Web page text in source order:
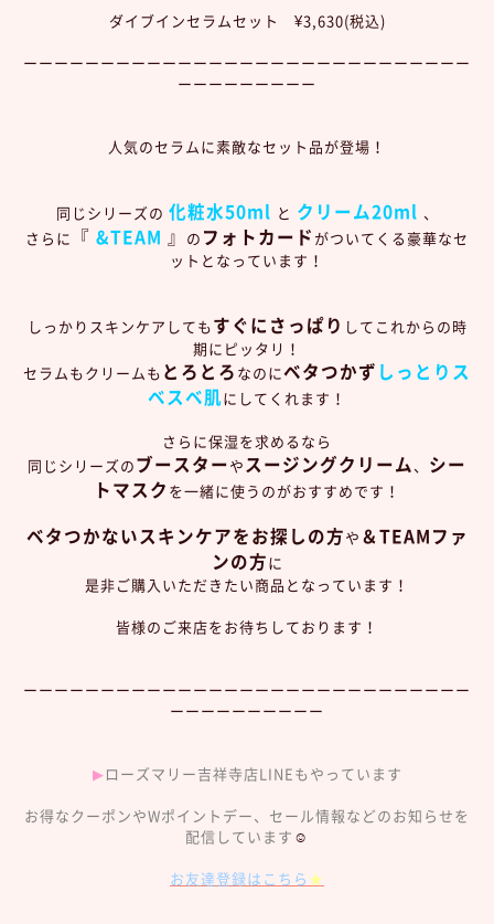
ダイブインセラムセット ¥3,630(税込)
ーーーーーーーーーーーーーーーーーーーーーーーーーーーーー
ーーーーーーーーー
人気のセラムに素敵なセット品が登場！
同じシリーズの 化粧水50ml と クリーム20ml 、
さらに 『 &TEAM 』 の フォトカード がついてくる豪華なセ
ットとなっています！
しっかりスキンケアしてもすぐにさっぱり してこれからの時
期にピッタリ！
セラムもクリームも とろとろ なのにベタつかず しっとりス
ベスベ肌にしてくれます！
さらに保湿を求めるなら
同じシリーズのブースターやスージングクリーム、 シー
トマスク を一緒に使うのがおすすめです！
ベタつかないスキンケアをお探しの方や ＆TEAMファ
ンの方に
是非ご購入いただきたい商品となっています！
皆様のご来店をお待ちしております！
ーーーーーーーーーーーーーーーーーーーーーーーーーーーーー
ーーーーーーーーーー
▶︎ローズマリー吉祥寺店LINEもやっています
お得なクーポンやWポイントデー、セール情報などのお知らせを
配信しています ☺︎
お友達登録はこちら ★